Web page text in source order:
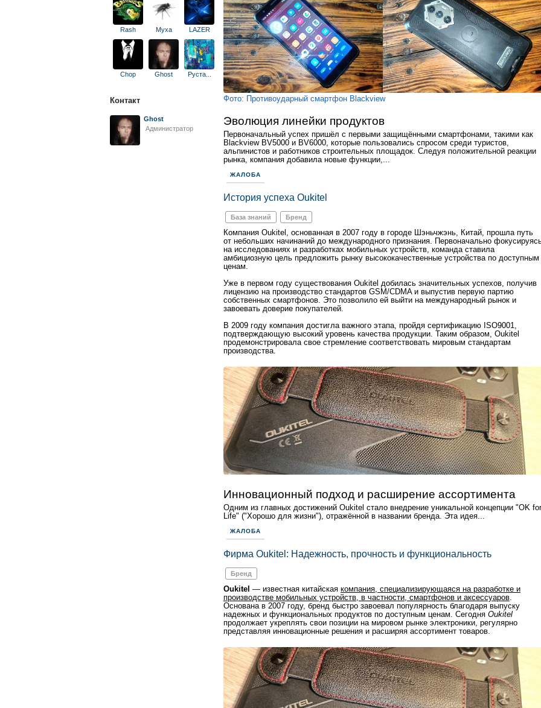
Rash Муха LAZER
Chop Ghost Руста...
Контакт
Ghost
Администратор
Фото: Противоударный смартфон Blackview
Эволюция линейки продуктов
Первоначальный успех пришёл с первыми защищёнными смартфонами, такими как
Blackview BV5000 и BV6000, которые пользовались спросом среди туристов,
альпинистов и работников строительных площадок. Следуя положительной реакции
рынка, компания добавила новые функции,...
ЖАЛОБА
История успеха Oukitel
База знаний Бренд
Компания Oukitel, основанная в 2007 году в городе Шэньчжэнь, Китай, прошла путь
от небольших начинаний до международного признания. Первоначально
на исследованиях и разработках мобильных устройств, команда ставила
амбициозную цель предложить рынку высококачественные устройства по доступным
ценам.
Уже в первом году существования Oukitel добилась значительных успехов, получив
лицензию на производство стандартов GSM/CDMA и выпустив первую партию
собственных смартфонов. Это позволило ей выйти на международный рынок и
завоевать доверие покупателей.
В 2009 году компания достигла важного этапа, пройдя сертификацию ISO9001,
подтверждающую высокий уровень качества продукции. Таким образом, Oukitel
продемонстрировала свое стремление соответствовать мировым стандартам
производства.
Инновационный подход и расширение ассортимента
Одним из главных достижений Oukitel стало внедрение уникальной концепции "OK for
Life" ("Хорошо для жизни"), отражённой в названии бренда. Эта идея...
ЖАЛОБА
Фирма Oukitel: Надежность, прочность и функциональность
Бренд
Oukitel — известная китайская компания, специализирующаяся на разработке и
производстве мобильных устройств, в частности, смартфонов и аксессуаров
Основана в 2007 году, бренд быстро завоевал популярность благодаря выпуску
надежных и функциональных продуктов по доступным ценам. Сегодня Oukitel
продолжает укреплять свои позиции на мировом рынке электроники, регулярно
представляя инновационные решения и расширяя ассортимент товаров.